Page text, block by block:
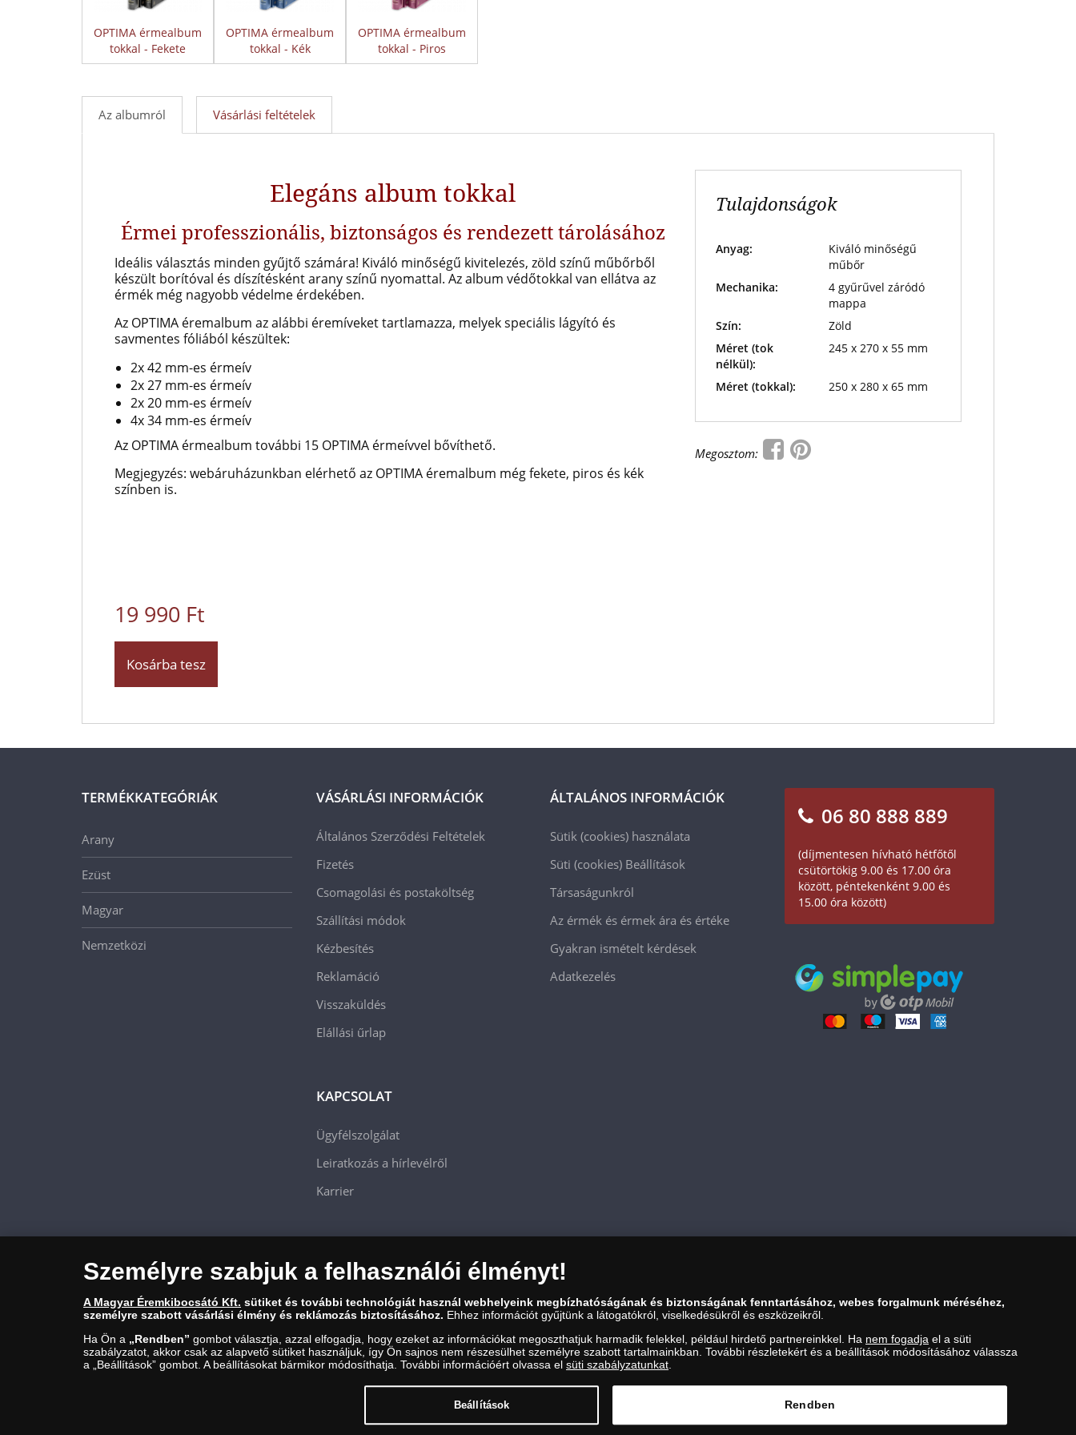
OPTIMA érmealbum
tokkal - Fekete
OPTIMA érmealbum
tokkal - Kék
OPTIMA érmealbum
tokkal - Piros
Az albumról Vásárlási feltételek
Elegáns album tokkal
Érmei professzionális, biztonságos és rendezett tárolásához
Ideális választás minden gyűjtő számára! Kiváló minőségű kivitelezés, zöld színű műbőrből
készült borítóval és díszítésként arany színű nyomattal. Az album védőtokkal van ellátva az
érmék még nagyobb védelme érdekében.
Az OPTIMA éremalbum az alábbi éremíveket tartlamazza, melyek speciális lágyító és
savmentes fóliából készültek:
2x 42 mm-es érmeív
2x 27 mm-es érmeív
2x 20 mm-es érmeív
4x 34 mm-es érmeív
Az OPTIMA érmealbum további 15 OPTIMA érmeívvel bővíthető.
Megjegyzés: webáruházunkban elérhető az OPTIMA éremalbum még fekete, piros és kék
színben is.
19 990 Ft
Kosárba tesz
Tulajdonságok
Anyag:
Kiváló minőségű
műbőr
Mechanika:
4 gyűrűvel záródó
mappa
Szín:
Zöld
Méret (tok
nélkül):
245 x 270 x 55 mm
Méret (tokkal): 250 x 280 x 65 mm
Megosztom:
TERMÉKKATEGÓRIÁK
Arany
Ezüst
Magyar
Nemzetközi
VÁSÁRLÁSI INFORMÁCIÓK
Általános Szerződési Feltételek
Fizetés
Csomagolási és postaköltség
Szállítási módok
Kézbesítés
Reklamáció
Visszaküldés
Elállási űrlap
KAPCSOLAT
Ügyfélszolgálat
Leiratkozás a hírlevélről
Karrier
ÁLTALÁNOS INFORMÁCIÓK
Sütik (cookies) használata
Süti (cookies) Beállítások
Társaságunkról
Az érmék és érmek ára és értéke
Gyakran ismételt kérdések
Adatkezelés
06 80 888 889
(díjmentesen hívható hétfőtől
csütörtökig 9.00 és 17.00 óra
között, péntekenként 9.00 és
15.00 óra között)
Magyar Éremkibocsátó Kft. 1134 Budapest, Váci út 33. Cégjegyzékszám: 01-09-957944, Adószám: 23275395-2-41 A Társaság a Magyar Kereskedelmi Engedélyezési Hivatal Nemesfémvizsgáló és Hitelesítő Hatóság (1089
Budapest, Bláthy Ottó utca 3-5.) engedélyéhez kötött tevékenységet folytat. Kereskedelmi engedély száma: PR7638
Személyre szabjuk a felhasználói élményt!
A Magyar Éremkibocsátó Kft. sütiket és további technológiát használ webhelyeink megbízhatóságának és biztonságának fenntartásához, webes forgalmunk méréséhez,
személyre szabott vásárlási élmény és reklámozás biztosításához. Ehhez információt gyűjtünk a látogatókról, viselkedésükről és eszközeikről.
Ha Ön a „Rendben” gombot választja, azzal elfogadja, hogy ezeket az információkat megoszthatjuk harmadik felekkel, például hirdető partnereinkkel. Ha nem fogadja el a süti
szabályzatot, akkor csak az alapvető sütiket használjuk, így Ön sajnos nem részesülhet személyre szabott tartalmainkban. További részletekért és a beállítások módosításához válassza
a „Beállítások” gombot. A beállításokat bármikor módosíthatja. További információért olvassa el süti szabályzatunkat
Beállítások Rendben